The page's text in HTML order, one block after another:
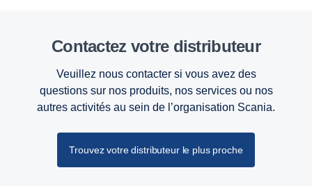
Contactez votre distributeur
Veuillez nous contacter si vous avez des
questions sur nos produits, nos services ou nos
autres activités au sein de l’organisation Scania.
Trouvez votre distributeur le plus proche